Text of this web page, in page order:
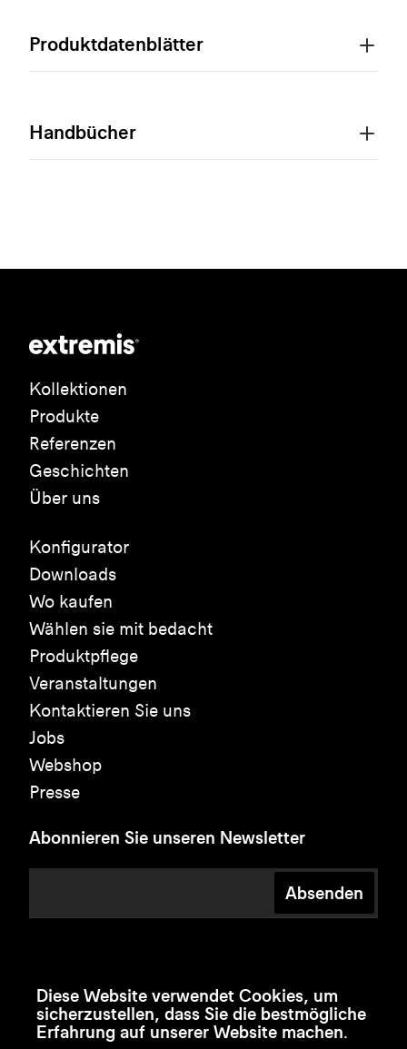
Produktdatenblätter
Handbücher
Kollektionen
Produkte
Referenzen
Geschichten
Über uns
Konfigurator
Downloads
Wo kaufen
Wählen sie mit bedacht
Produktpflege
Veranstaltungen
Kontaktieren Sie uns
Jobs
Webshop
Presse
Abonnieren Sie unseren Newsletter
Absenden
Diese Website verwendet Cookies, um
sicherzustellen, dass Sie die bestmögliche
Erfahrung auf unserer Website machen.